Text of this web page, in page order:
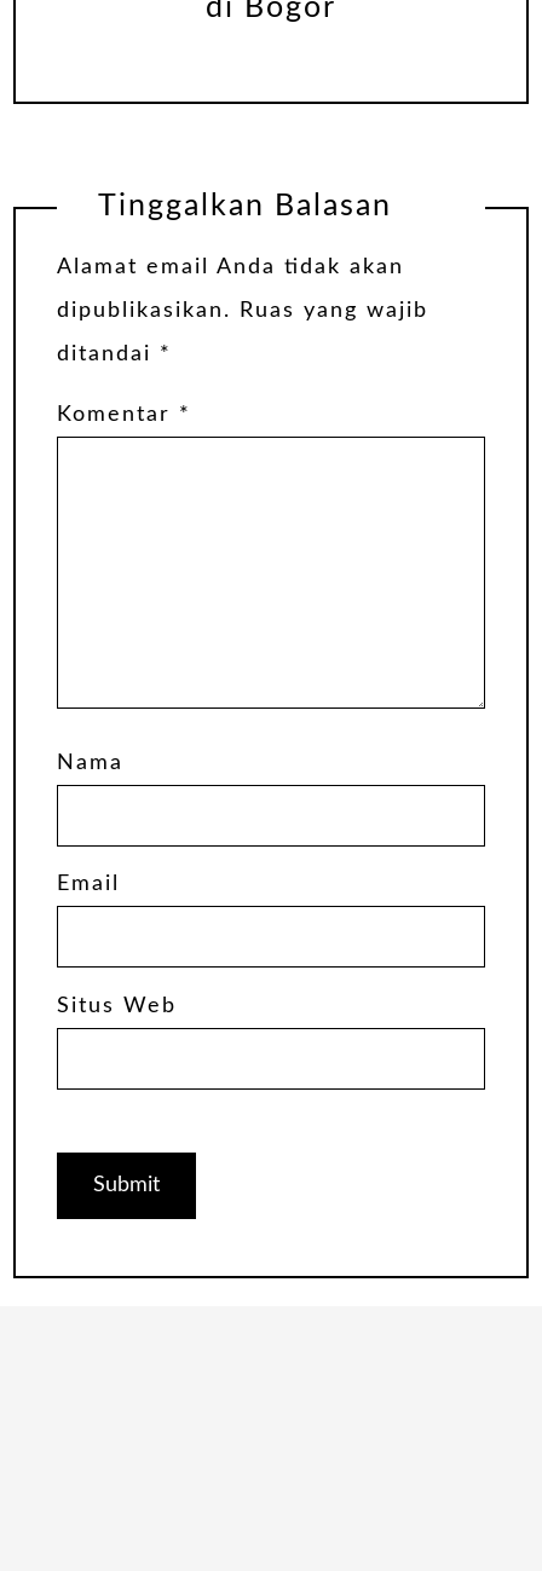
di Bogor
Tinggalkan Balasan
Alamat email Anda tidak akan
dipublikasikan.
Ruas yang wajib
ditandai *
Komentar *
Nama
Email
Situs Web